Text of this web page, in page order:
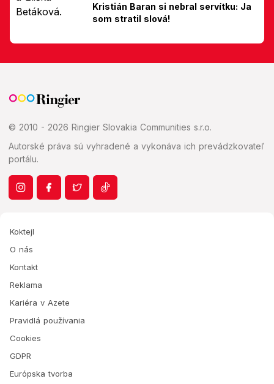
Kristián Baran si nebral servítku: Ja
som stratil slová!
© 2010 - 2026 Ringier Slovakia Communities s.r.o.
Autorské práva sú vyhradené a vykonáva ich prevádzkovateľ
portálu.
Koktejl
O nás
Kontakt
Reklama
Kariéra v Azete
Pravidlá používania
Cookies
GDPR
Európska tvorba